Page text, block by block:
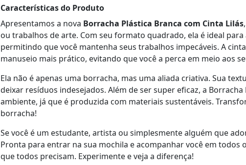
Características do Produto
Apresentamos a nova Borracha Plástica Branca com Cinta Lilás
ou trabalhos de arte. Com seu formato quadrado, ela é ideal
permitindo que você mantenha seus trabalhos impecáveis. A
manuseio mais prático, evitando que você a perca em meio aos
Ela não é apenas uma borracha, mas uma aliada criativa. Sua
deixar resíduos indesejados. Além de ser super eficaz, a
ambiente, já que é produzida com materiais sustentáveis.
borracha!
Se você é um estudante, artista ou simplesmente alguém que
Pronta para entrar na sua mochila e acompanhar você em
que todos precisam. Experimente e veja a diferença!